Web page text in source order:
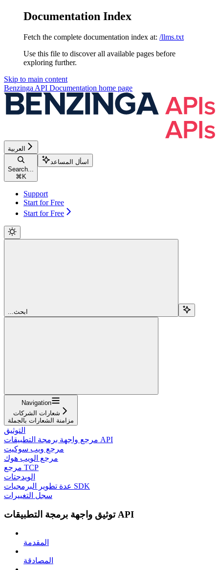
Documentation Index
Fetch the complete documentation index at: /llms.txt
Use this file to discover all available pages before
exploring further.
Skip to main content
Benzinga API Documentation home page
العربية
Search...
⌘ K
اسأل المساعد
Support
Start for Free
Start for Free
...ابحث
Navigation
شعارات الشركات
مزامنة الشعارات بالجملة
التوثيق
مرجع واجهة برمجة التطبيقات API
مرجع ويب سوكيت
مرجع الويب هوك
مرجع TCP
الويدجتات
عدة تطوير البرمجيات SDK
سجل التغييرات
توثيق واجهة برمجة التطبيقات API
المقدمة
المصادقة